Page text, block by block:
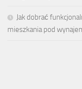
Jak dobrać
mieszkania pod